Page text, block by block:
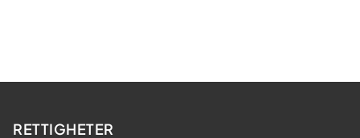
RETTIGHETER